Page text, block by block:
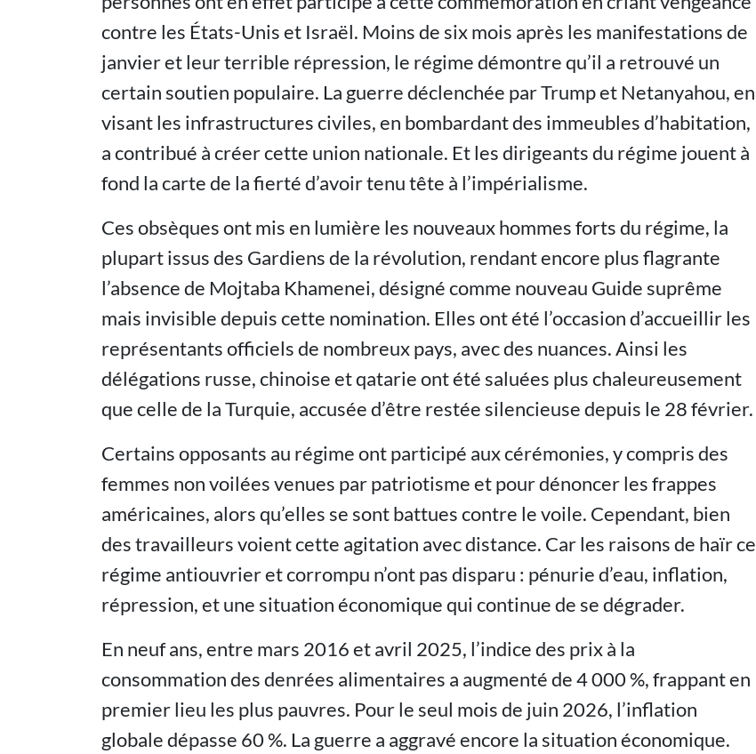
contre les États-Unis et Israël. Moins de six mois après les manifestations de
janvier et leur terrible répression, le régime démontre qu’il a retrouvé un
certain soutien populaire. La guerre déclenchée par Trump et Netanyahou, en
visant les infrastructures civiles, en bombardant des immeubles d’habitation,
a contribué à créer cette union nationale. Et les dirigeants du régime jouent à
fond la carte de la fierté d’avoir tenu tête à l’impérialisme.
Ces obsèques ont mis en lumière les nouveaux hommes forts du régime, la
plupart issus des Gardiens de la révolution, rendant encore plus flagrante
l’absence de Mojtaba Khamenei, désigné comme nouveau Guide suprême
mais invisible depuis cette nomination. Elles ont été l’occasion d’accueillir les
représentants officiels de nombreux pays, avec des nuances. Ainsi les
délégations russe, chinoise et qatarie ont été saluées plus chaleureusement
que celle de la Turquie, accusée d’être restée silencieuse depuis le 28 février.
Certains opposants au régime ont participé aux cérémonies, y compris des
femmes non voilées venues par patriotisme et pour dénoncer les frappes
américaines, alors qu’elles se sont battues contre le voile. Cependant, bien
des travailleurs voient cette agitation avec distance. Car les raisons de haïr ce
régime antiouvrier et corrompu n’ont pas disparu : pénurie d’eau, inflation,
répression, et une situation économique qui continue de se dégrader.
En neuf ans, entre mars 2016 et avril 2025, l’indice des prix à la
consommation des denrées alimentaires a augmenté de 4 000 %, frappant en
premier lieu les plus pauvres. Pour le seul mois de juin 2026, l’inflation
globale dépasse 60 %. La guerre a aggravé encore la situation économique.